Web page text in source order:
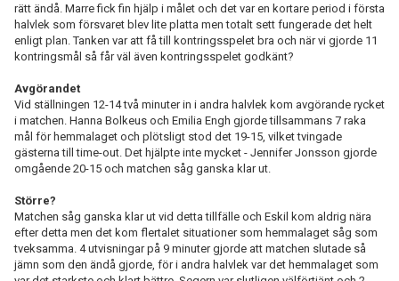
rätt ändå. Marre fick fin hjälp i målet och det var en kortare period i första
halvlek som försvaret blev lite platta men totalt sett fungerade det helt
enligt plan. Tanken var att få till kontringsspelet bra och när vi gjorde 11
kontringsmål så får väl även kontringsspelet godkänt?
Avgörandet
Vid ställningen 12-14 två minuter in i andra halvlek kom avgörande rycket
i matchen. Hanna Bolkeus och Emilia Engh gjorde tillsammans 7 raka
mål för hemmalaget och plötsligt stod det 19-15, vilket tvingade
gästerna till time-out. Det hjälpte inte mycket - Jennifer Jonsson gjorde
omgående 20-15 och matchen såg ganska klar ut.
Större?
Matchen såg ganska klar ut vid detta tillfälle och Eskil kom aldrig nära
efter detta men det kom flertalet situationer som hemmalaget såg som
tveksamma. 4 utvisningar på 9 minuter gjorde att matchen slutade så
jämn som den ändå gjorde, för i andra halvlek var det hemmalaget som